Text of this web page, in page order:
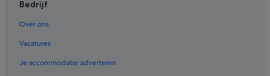
Hotels in Argentona
Bedrijf
Over ons
Vacatures
Je accommodatie adverteren